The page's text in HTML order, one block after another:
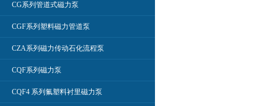
CG系列管道式磁力泵
CGF系列塑料磁力管道泵
CZA系列磁力传动石化流程泵
CQF系列磁力泵
CQF4 系列氟塑料衬里磁力泵